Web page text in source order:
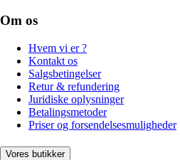
Om os
Hvem vi er ?
Kontakt os
Salgsbetingelser
Retur & refundering
Juridiske oplysninger
Betalingsmetoder
Priser og forsendelsesmuligheder
Vores butikker